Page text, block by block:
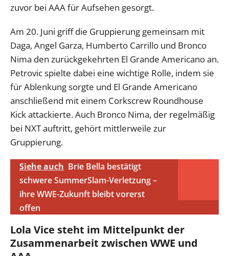
zuvor bei AAA für Aufsehen gesorgt.
Am 20. Juni griff die Gruppierung gemeinsam mit
Daga, Angel Garza, Humberto Carrillo und Bronco
Nima den zurückgekehrten El Grande Americano an.
Petrovic spielte dabei eine wichtige Rolle, indem sie
für Ablenkung sorgte und El Grande Americano
anschließend mit einem Corkscrew Roundhouse
Kick attackierte. Auch Bronco Nima, der regelmäßig
bei NXT auftritt, gehört mittlerweile zur
Gruppierung.
Siehe auch Brie Bella bestätigt
schwere SummerSlam-Verletzung –
ihre WWE-Zukunft bleibt vorerst
offen
Lola Vice steht im Mittelpunkt der
Zusammenarbeit zwischen WWE und